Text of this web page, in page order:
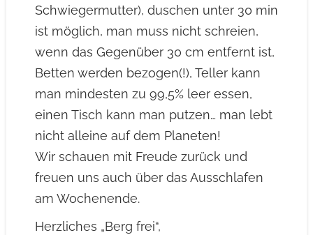
Schwiegermutter), duschen unter 30 min
ist möglich, man muss nicht schreien,
wenn das Gegenüber 30 cm entfernt ist,
Betten werden bezogen(!), Teller kann
man mindesten zu 99,5% leer essen,
einen Tisch kann man putzen… man lebt
nicht alleine auf dem Planeten!
Wir schauen mit Freude zurück und
freuen uns auch über das Ausschlafen
am Wochenende.
Herzliches „Berg frei“,